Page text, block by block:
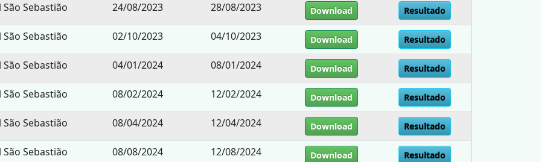
Sebastião 24/08/2023 28/08/2023 Download Resultado
Sebastião 02/10/2023 04/10/2023 Download Resultado
Sebastião 04/01/2024 08/01/2024 Download Resultado
Sebastião 08/02/2024 12/02/2024 Download Resultado
Sebastião 08/04/2024 12/04/2024 Download Resultado
Sebastião 08/08/2024 12/08/2024 Download Resultado